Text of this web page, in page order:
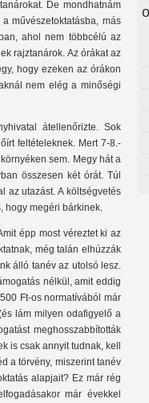
De mondhatnám
művészetoktatásba, más
ahol nem többcélú az
rajztanárok. Az órákat az
hogy ezeken az órákon
nem elég a minőségi
átellenőrizte. Sok
feltételeknek. Mert 7-8.-
sem. Megy hát a
összesen két órát. Túl
az utazást. A költségvetés
hogy megéri bárkinek.
épp most véreztet ki az
még talán elhúzzák
álló tanév az utolsó lesz.
nélkül, amit eddig
Ft-os normatívából már
lám milyen odafigyelő a
meghosszabbították
is csak annyit tudnak, kell
a törvény, miszerint tanév
alapjait? Ez már rég
már évekkel